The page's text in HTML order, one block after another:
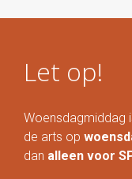
Let op!
Woensdagmiddag
de arts op
dan alleen voor